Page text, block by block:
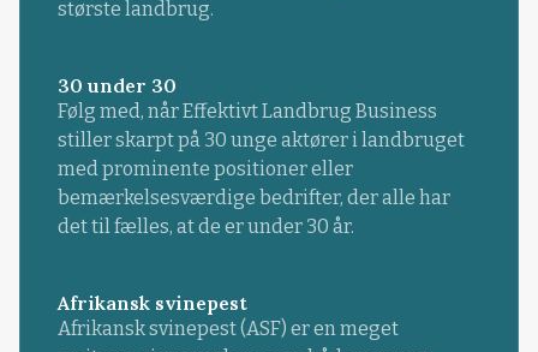
største landbrug.
30 under 30
Følg med, når Effektivt Landbrug Business
stiller skarpt på 30 unge aktører i landbruget
med prominente positioner eller
bemærkelsesværdige bedrifter, der alle har
det til fælles, at de er under 30 år.
Afrikansk svinepest
Afrikansk svinepest (ASF) er en meget